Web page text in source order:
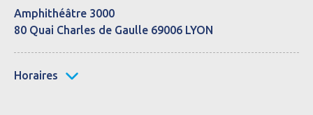
Amphithéâtre 3000
80 Quai Charles de Gaulle 69006 LYON
Horaires